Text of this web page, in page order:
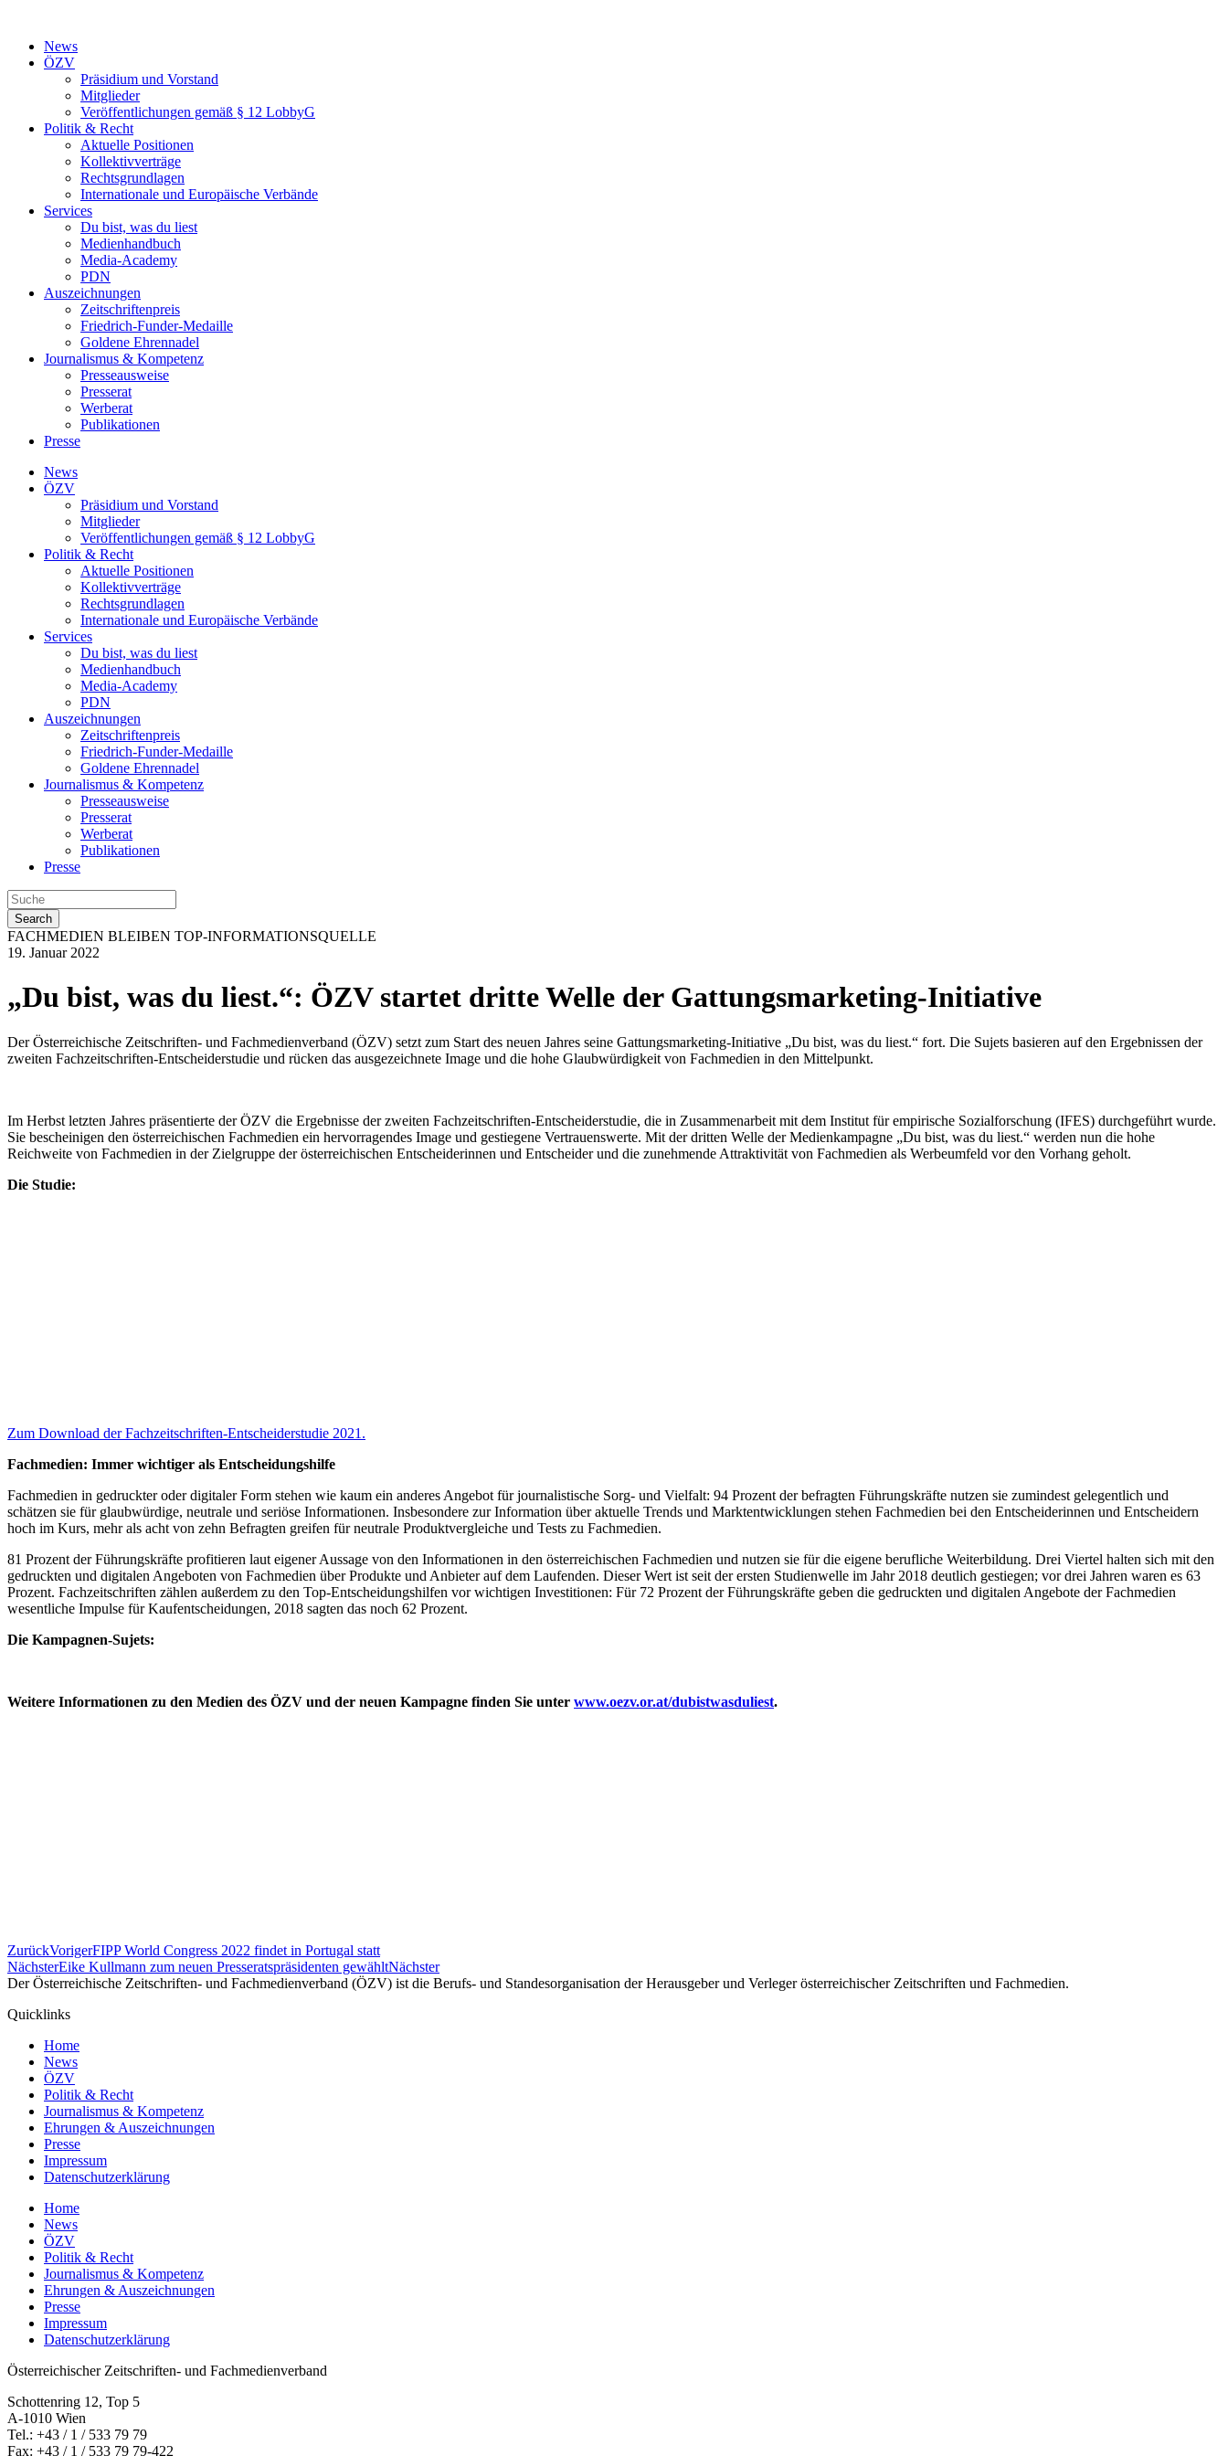
wechselnNews
ÖZV
Präsidium und Vorstand
Mitglieder
Veröffentlichungen gemäß § 12 LobbyG
Politik & Recht
Aktuelle Positionen
Kollektivverträge
Rechtsgrundlagen
Internationale und Europäische Verbände
Services
Du bist, was du liest
Medienhandbuch
Media-Academy
PDN
Auszeichnungen
Zeitschriftenpreis
Friedrich-Funder-Medaille
Goldene Ehrennadel
Journalismus & Kompetenz
Presseausweise
Presserat
Werberat
Publikationen
Presse
News
ÖZV
Präsidium und Vorstand
Mitglieder
Veröffentlichungen gemäß § 12 LobbyG
Politik & Recht
Aktuelle Positionen
Kollektivverträge
Rechtsgrundlagen
Internationale und Europäische Verbände
Services
Du bist, was du liest
Medienhandbuch
Media-Academy
PDN
Auszeichnungen
Zeitschriftenpreis
Friedrich-Funder-Medaille
Goldene Ehrennadel
Journalismus & Kompetenz
Presseausweise
Presserat
Werberat
Publikationen
Presse
Search
FACHMEDIEN BLEIBEN TOP-INFORMATIONSQUELLE
19. Januar 2022
„Du bist, was du liest.“: ÖZV startet dritte Welle der Gattungsmarketing-Initiative
Der Österreichische Zeitschriften- und Fachmedienverband (ÖZV) setzt zum Start des neuen Jahres seine Gattungsmarketing-Initiative „Du bist, was du liest.“ fort. Die Sujets basieren auf den Ergebnissen der
zweiten Fachzeitschriften-Entscheiderstudie und rücken das ausgezeichnete Image und die hohe Glaubwürdigkeit von Fachmedien in den Mittelpunkt.
Im Herbst letzten Jahres präsentierte der ÖZV die Ergebnisse der zweiten Fachzeitschriften-Entscheiderstudie, die in Zusammenarbeit mit dem Institut für empirische Sozialforschung (IFES) durchgeführt wurde.
Sie bescheinigen den österreichischen Fachmedien ein hervorragendes Image und gestiegene Vertrauenswerte. Mit der dritten Welle derMedienkampagne „Du bist, was du liest.“ werden nun die hohe
Reichweite von Fachmedien in der Zielgruppe der österreichischen Entscheiderinnen und Entscheider und die zunehmende Attraktivität von Fachmedien als Werbeumfeld vor den Vorhang geholt.
Die Studie:
Zum Download der Fachzeitschriften-Entscheiderstudie 2021.
Fachmedien: Immer wichtiger als Entscheidungshilfe
Fachmedien in gedruckter oder digitaler Form stehen wie kaum ein anderes Angebot für journalistische Sorg- und Vielfalt: 94 Prozent der befragten Führungskräfte nutzen sie zumindest gelegentlich und
schätzen sie für glaubwürdige, neutrale und seriöse Informationen. Insbesondere zur Information über aktuelle Trends und Marktentwicklungen stehen Fachmedien bei den Entscheiderinnen und Entscheidern
hoch im Kurs, mehr als acht von zehn Befragten greifen für neutrale Produktvergleiche und Tests zu Fachmedien.
81 Prozent der Führungskräfte profitieren laut eigener Aussage von den Informationen in den österreichischen Fachmedien und nutzen sie für die eigene berufliche Weiterbildung. Drei Viertel halten sich mit den
gedruckten und digitalen Angeboten von Fachmedien über Produkte und Anbieter auf dem Laufenden. Dieser Wert ist seit der ersten Studienwelle im Jahr 2018 deutlich gestiegen; vor drei Jahren waren es 63
Prozent. Fachzeitschriften zählen außerdem zu den Top-Entscheidungshilfen vor wichtigen Investitionen: Für 72 Prozent der Führungskräfte geben die gedruckten und digitalen Angebote der Fachmedien
wesentliche Impulse für Kaufentscheidungen, 2018 sagten das noch 62 Prozent.
Die Kampagnen-Sujets:
Weitere Informationen zu den Medien des ÖZV und der neuen Kampagne finden Sie unter www.oezv.or.at/dubistwasduliest.
ZurückVorigerFIPP World Congress 2022 findet in Portugal statt
NächsterEike Kullmann zum neuen Presseratspräsidenten gewähltNächster
Der Österreichische Zeitschriften- und Fachmedienverband (ÖZV) ist die Berufs- und Standesorganisation der Herausgeber und Verleger österreichischer Zeitschriften und Fachmedien.
Quicklinks
Home
News
ÖZV
Politik & Recht
Journalismus & Kompetenz
Ehrungen & Auszeichnungen
Presse
Impressum
Datenschutzerklärung
Home
News
ÖZV
Politik & Recht
Journalismus & Kompetenz
Ehrungen & Auszeichnungen
Presse
Impressum
Datenschutzerklärung
Österreichischer Zeitschriften- und Fachmedienverband
Schottenring 12, Top 5
A-1010 Wien
Tel.: +43 / 1 / 533 79 79
Fax: +43 / 1 / 533 79 79-422